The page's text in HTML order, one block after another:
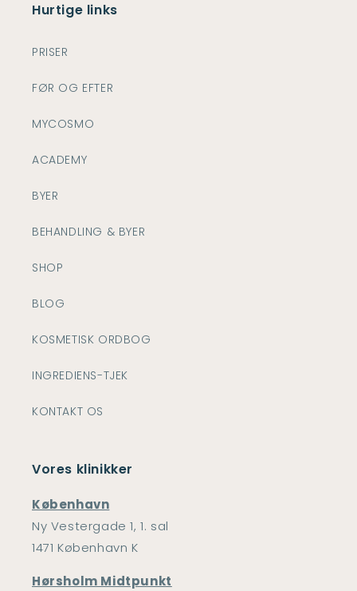
Hurtige links
PRISER
FØR OG EFTER
MYCOSMO
ACADEMY
BYER
BEHANDLING & BYER
SHOP
BLOG
KOSMETISK ORDBOG
INGREDIENS-TJEK
KONTAKT OS
Vores klinikker
København
Ny Vestergade 1, 1. sal
1471 København K
Hørsholm Midtpunkt